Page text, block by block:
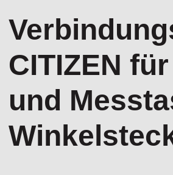
CITIZEN
und